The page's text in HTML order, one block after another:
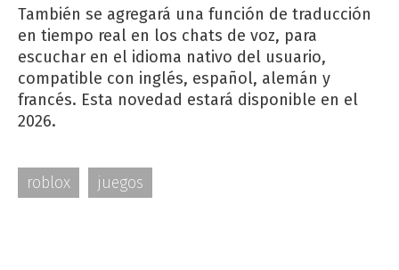
También se agregará una función de traducción
en tiempo real en los chats de voz, para
escuchar en el idioma nativo del usuario,
compatible con inglés, español, alemán y
francés. Esta novedad estará disponible en el
2026.
roblox juegos